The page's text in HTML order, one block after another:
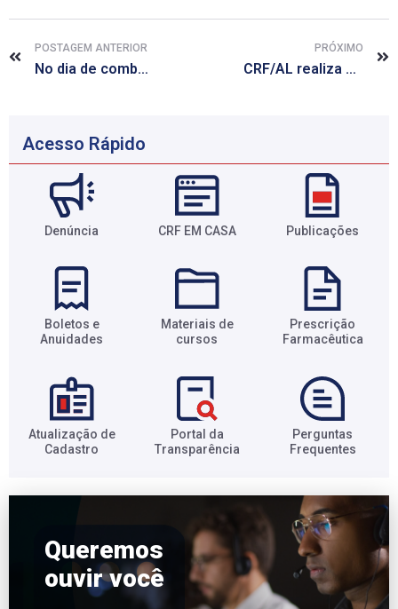
POSTAGEM ANTERIOR
No dia de combate às hepatites virais, farmacêutico fala sobre suas formas de transmissão
PRÓXIMO
CRF/AL realiza atendimentos de saúde na comunidade do Vergel do Lago
Acesso Rápido
Denúncia CRF EM CASA Publicações
Boletos e
Anuidades​
Materiais de
cursos​
Prescrição
Farmacêutica​
Atualização de
Cadastro​
Portal da
Transparência​
Perguntas
Frequentes​
Queremos
ouvir você